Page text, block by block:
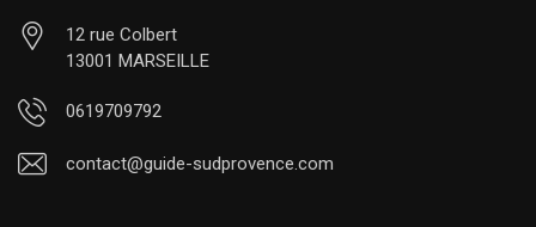
12 rue Colbert
13001 MARSEILLE
0619709792
contact@guide-sudprovence.com